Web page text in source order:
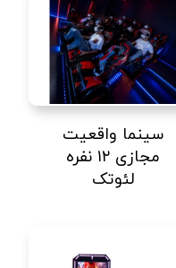
سینما واقعیت
مجازی ۱۲ نفره
لئوتک